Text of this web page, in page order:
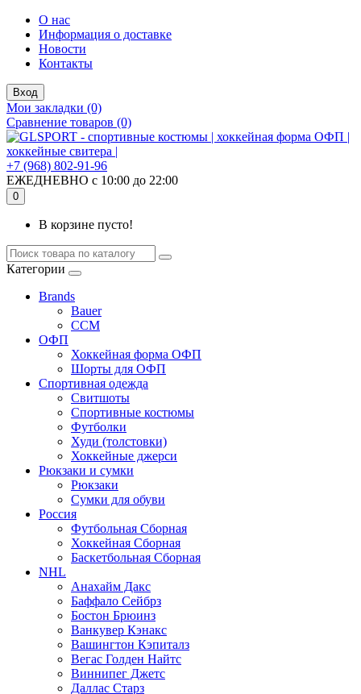
О нас
Информация о доставке
Новости
Контакты
Вход
Мои закладки (0)
Сравнение товаров (0)
+7 (968) 802-91-96
ЕЖЕДНЕВНО с 10:00 до 22:00
0
В корзине пусто!
Категории
Brands
Bauer
CCM
ОФП
Хоккейная форма ОФП
Шорты для ОФП
Спортивная одежда
Свитшоты
Спортивные костюмы
Футболки
Худи (толстовки)
Хоккейные джерси
Рюкзаки и сумки
Рюкзаки
Сумки для обуви
Россия
Футбольная Сборная
Хоккейная Сборная
Баскетбольная Сборная
NHL
Анахайм Дакс
Баффало Сейбрз
Бостон Брюинз
Ванкувер Кэнакс
Вашингтон Кэпиталз
Вегас Голден Найтс
Виннипег Джетс
Даллас Старз